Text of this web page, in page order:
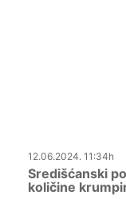
12.06.2024. 11:34h
Središćanski
količine